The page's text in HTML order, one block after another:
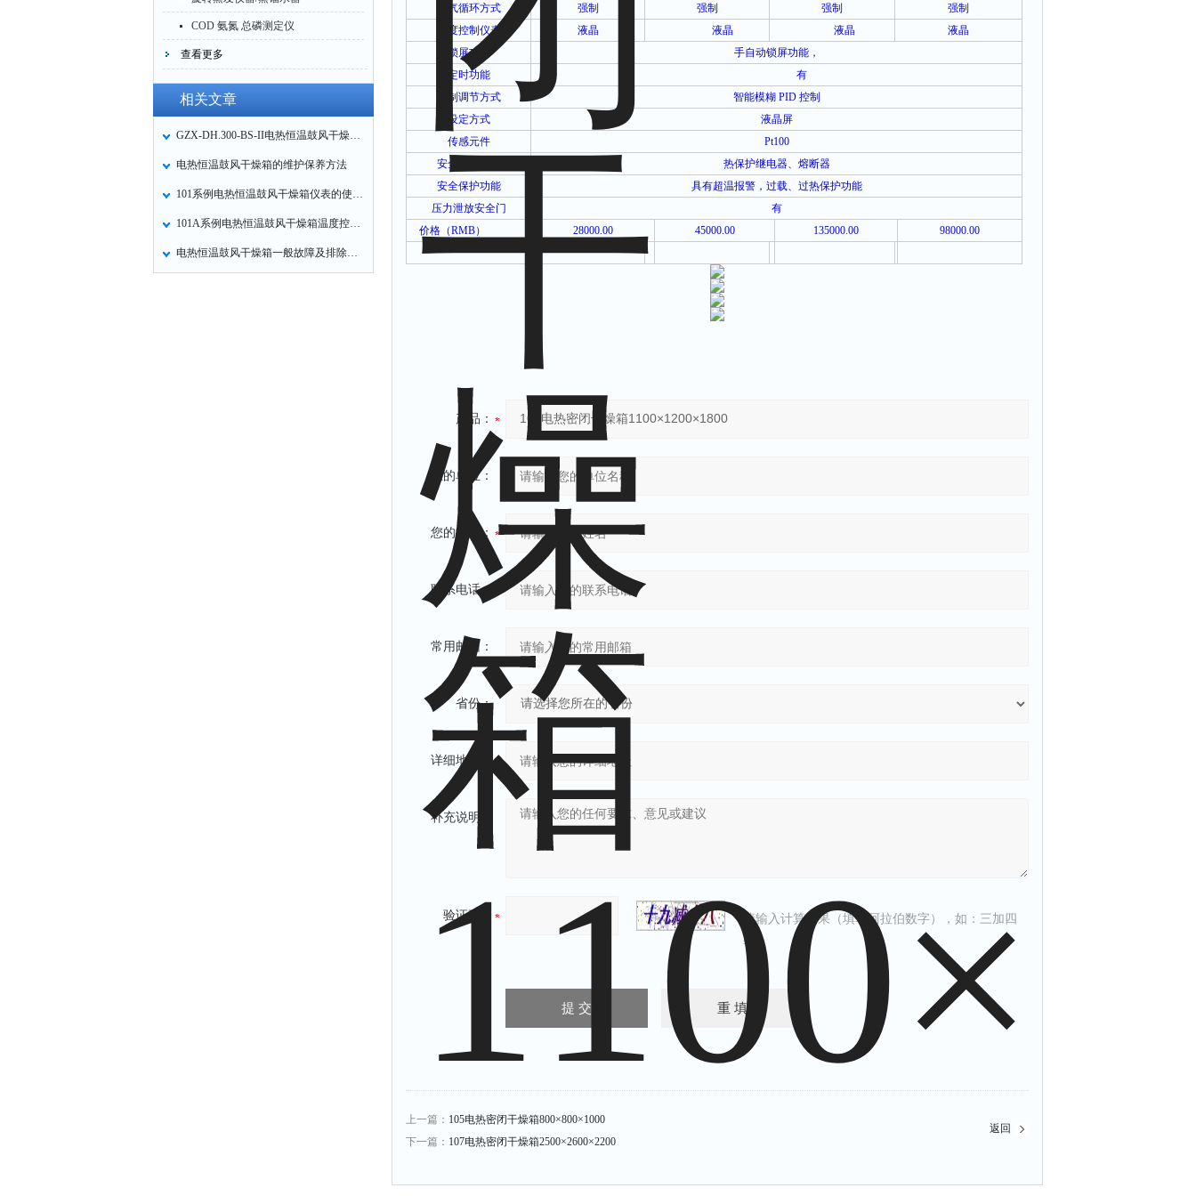
COD 氨氮 总磷测定仪
查看更多
相关文章
GZX-DH.300-BS-II电热恒温鼓风干燥使用及注意事项
电热恒温鼓风干燥箱的维护保养方法
101系例电热恒温鼓风干燥箱仪表的使用方法
101A系例电热恒温鼓风干燥箱温度控制操作方法
电热恒温鼓风干燥箱一般故障及排除方法
空气循环方式 强制 强制 强制
强制
温度控制仪表
液晶 液晶 液晶
液晶
锁屏功能
手自动锁屏功能，
定时功能
有
控制调节方式
智能模糊PID 控制
设定方式
液晶屏
传感元件
Pt100
安全保护装置
热保护继电器、熔断器
安全保护功能
具有超温报警，过载、过热保护功能
压力泄放安全门
有
价格（RMB） 28000.00 45000.00 135000.00 98000.00
产品：
您的单位：
您的姓名：
联系电话：
常用邮箱：
省份：
详细地址：
补充说明：
验证码：
请输入计算结果（填写阿拉伯数字），如：三加四
=7
上一篇： 105电热密闭干燥箱800×800×1000
下一篇： 107电热密闭干燥箱2500×2600×2200
返回